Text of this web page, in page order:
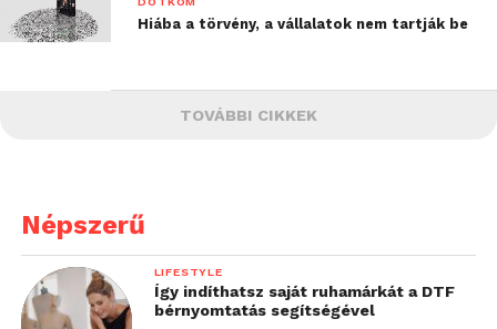
Hiába a törvény, a vállalatok nem tartják be
TOVÁBBI CIKKEK
Népszerű
LIFESTYLE
Így indíthatsz saját ruhamárkát a DTF
bérnyomtatás segítségével